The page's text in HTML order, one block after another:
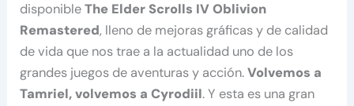
disponibleThe Elder Scrolls IV Oblivion
Remastered, lleno de mejoras gráficas y de calidad
de vida que nos trae a la actualidad uno de los
grandes juegos de aventuras y acción.Volvemos a
Tamriel, volvemos a Cyrodiil. Y esta es una gran